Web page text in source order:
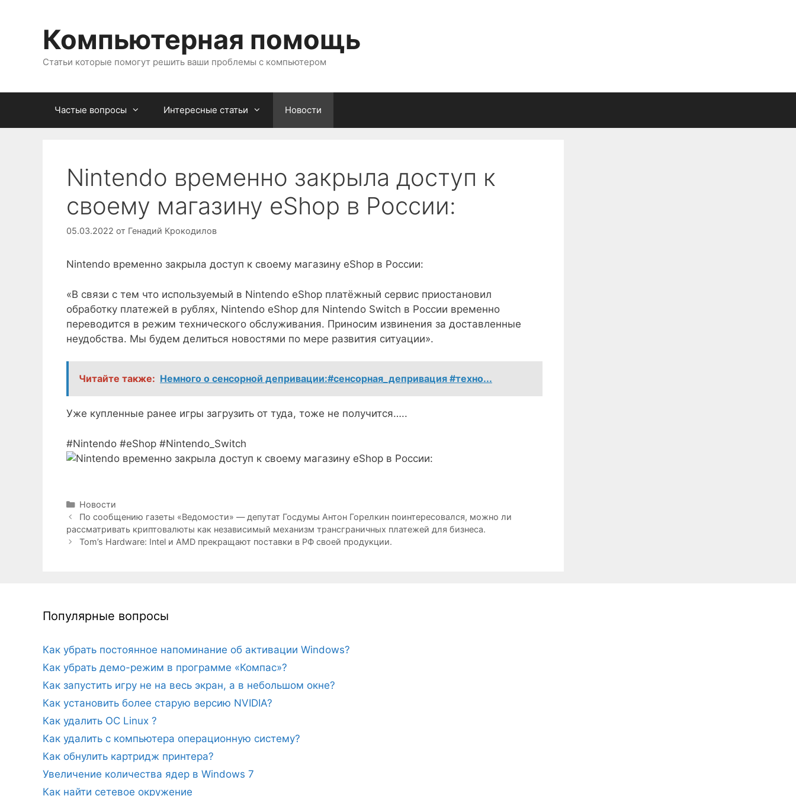
содержимомуКомпьютерная помощь
Статьи которые помогут решить ваши проблемы с компьютером
Частые вопросы Интересные статьи Новости
Nintendo временно закрыла доступ к
своему магазину eShop в России:
05.03.2022 от Генадий Крокодилов
Nintendo временно закрыла доступ к своему магазину eShop в России:
«В связи с тем что используемый в Nintendo eShop платёжный сервис приостановил
обработку платежей в рублях, Nintendo eShop для Nintendo Switch в России временно
переводится в режим технического обслуживания. Приносим извинения за доставленные
неудобства. Мы будем делиться новостями по мере развития ситуации».
Читайте также: Немного о сенсорной депривации:#сенсорная_депривация #техно...
Уже купленные ранее игры загрузить от туда, тоже не получится…..
#Nintendo #eShop #Nintendo_Switch
Рубрики
Новости
По сообщению газеты «Ведомости» — депутат Госдумы Антон Горелкин поинтересовался, можно ли
рассматривать криптовалюты как независимый механизм трансграничных платежей для бизнеса.
Tom’s Hardware: Intel и AMD прекращают поставки в РФ своей продукции.
Популярные вопросы
Как убрать постоянное напоминание об активации Windows?
Как убрать демо-режим в программе «Компас»?
Как запустить игру не на весь экран, а в небольшом окне?
Как установить более старую версию NVIDIA?
Как удалить ОС Linux ?
Как удалить с компьютера операционную систему?
Как обнулить картридж принтера?
Увеличение количества ядер в Windows 7
Как найти сетевое окружение